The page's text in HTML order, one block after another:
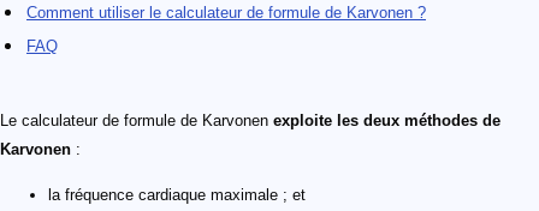
Comment utiliser le calculateur de formule de Karvonen ?
FAQ
Le calculateur de formule de Karvonen exploite les deux méthodes de
Karvonen :
la fréquence cardiaque maximale ; et